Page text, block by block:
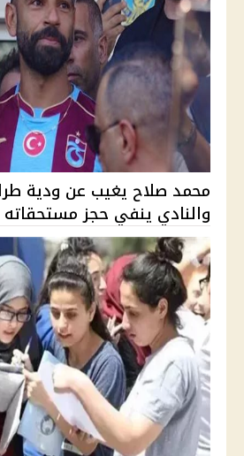
محمد صلاح يغيب عن ودية
والنادي ينفي حجز